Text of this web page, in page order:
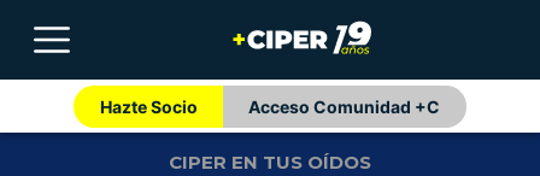
Hazte Socio Acceso Comunidad +C
CIPER EN TUS OÍDOS